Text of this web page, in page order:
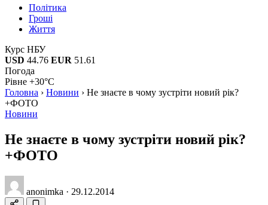
Політика
Гроші
Життя
Курс НБУ
USD 44.76 EUR 51.61
Погода
Рівне +30°C
Головна › Новини › Не знаєте в чому зустріти новий рік?
+ФОТО
Новини
Не знаєте в чому зустріти новий рік?
+ФОТО
anonimka · 29.12.2014